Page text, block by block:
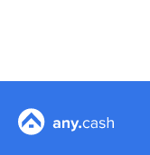
назад